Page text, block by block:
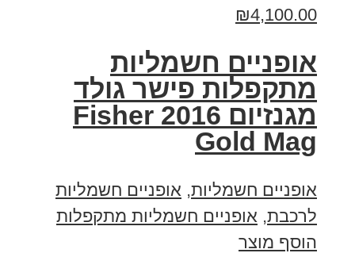
₪4,100.00
אופניים חשמליות
מתקפלות פישר גולד
מגנזיום 2016 Fisher
Gold Mag
אופניים חשמליות, אופניים חשמליות
לרכבת, אופניים חשמליות מתקפלות
הוסף מוצר